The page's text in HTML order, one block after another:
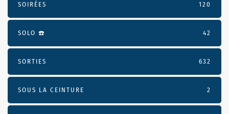
SOIRÉES 120
SOLO ☎️ 42
SORTIES 632
SOUS LA CEINTURE 2